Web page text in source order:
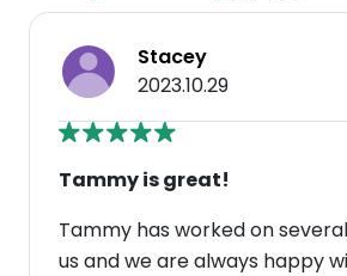
Stacey
2023.10.29
Tammy is great!
Tammy has worked on
us and we are always happy